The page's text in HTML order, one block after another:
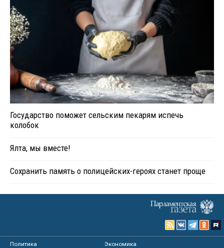
Государство поможет сельским пекарям испечь
колобок
Ялта, мы вместе!
Сохранить память о полицейских-героях станет проще
Политика
Экономика